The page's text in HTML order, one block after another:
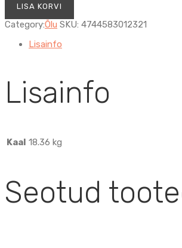
LISA KORVI
Category:Õlu SKU: 4744583012321
Lisainfo
Lisainfo
Kaal 18.36 kg
Seotud